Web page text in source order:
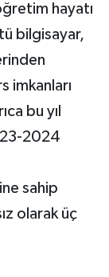
hayatı
bilgisayar,
imkanları
bu yıl
2024
sahip
olarak üç